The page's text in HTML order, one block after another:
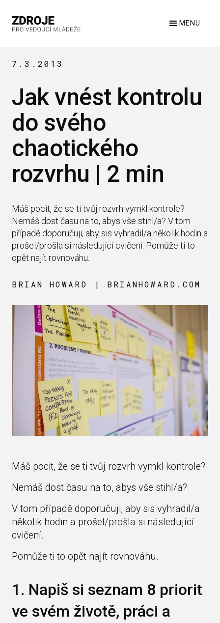
MENU
7.3.2013
Jak vnést kontrolu
do svého
chaotického
rozvrhu | 2 min
Máš pocit, že se ti tvůj rozvrh vymkl kontrole?
Nemáš dost času na to, abys vše stihl/a? V tom
případě doporučuji, aby sis vyhradil/a několik hodin a
prošel/prošla si následující cvičení. Pomůže ti to
opět najít rovnováhu.
BRIAN HOWARD | BRIANHOWARD.COM
Máš pocit, že se ti tvůj rozvrh vymkl kontrole?
Nemáš dost času na to, abys vše stihl/a?
V tom případě doporučuji, aby sis vyhradil/a
několik hodin a prošel/prošla si následující
cvičení.
Pomůže ti to opět najít rovnováhu.
1. Napiš si seznam 8 priorit
ve svém životě, práci a